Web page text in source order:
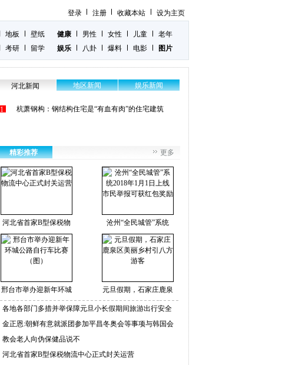
登录 注册 收藏本站 设为主页
地板
壁纸
考研 留学
健康 男性 女性 儿童
老年
娱乐
八卦 爆料 电影 图片
河北新闻 地区新闻 娱乐新闻
1 杭萧钢构：钢结构住宅是“有血有肉”的住宅建筑
精彩推荐 更多
河北省首家B型保税物 沧州“全民城管”系统
邢台市举办迎新年环城 元旦假期，石家庄鹿泉
各地各部门多措并举保障元旦小长假期间旅游出行安全
金正恩:朝鲜有意就派团参加平昌冬奥会等事项与韩国会
教会老人向伪保健品说不
河北省首家B型保税物流中心正式封关运营